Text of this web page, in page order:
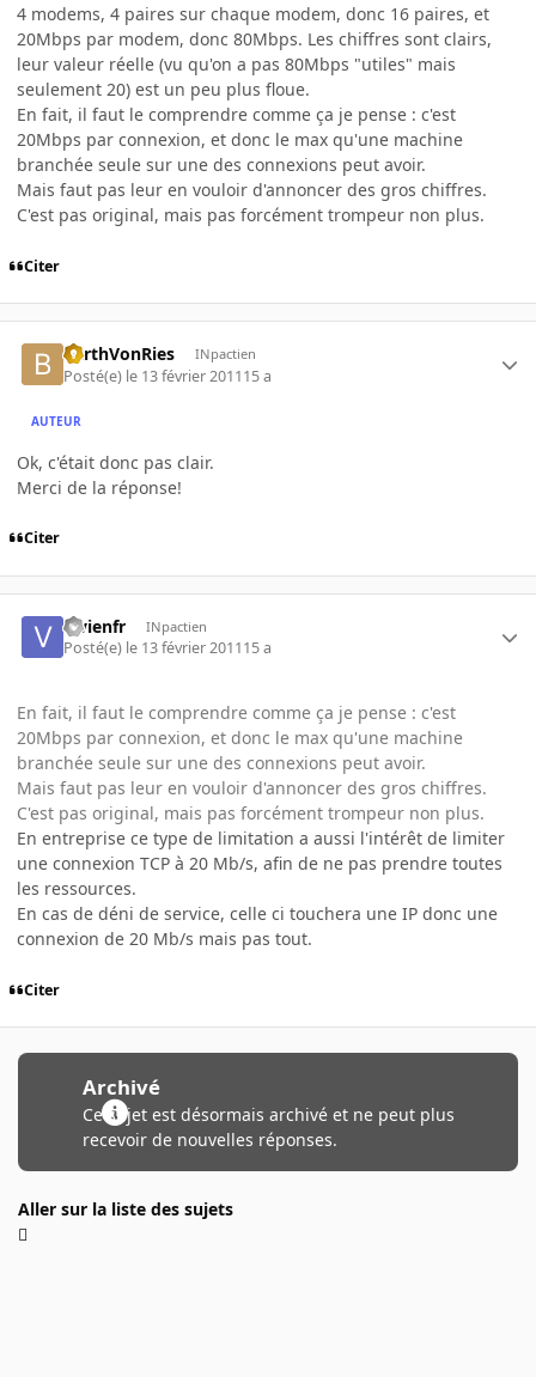
4 modems, 4 paires sur chaque modem, donc 16 paires, et
20Mbps par modem, donc 80Mbps. Les chiffres sont clairs,
leur valeur réelle (vu qu'on a pas 80Mbps "utiles" mais
seulement 20) est un peu plus floue.
En fait, il faut le comprendre comme ça je pense : c'est
20Mbps par connexion, et donc le max qu'une machine
branchée seule sur une des connexions peut avoir.
Mais faut pas leur en vouloir d'annoncer des gros chiffres.
C'est pas original, mais pas forcément trompeur non plus.
Citer
BarthVonRies INpactien
Posté(e) le 13 février 201115 a
AUTEUR
Ok, c'était donc pas clair.
Merci de la réponse!
Citer
vivienfr INpactien
Posté(e) le 13 février 201115 a
En fait, il faut le comprendre comme ça je pense : c'est
20Mbps par connexion, et donc le max qu'une machine
branchée seule sur une des connexions peut avoir.
Mais faut pas leur en vouloir d'annoncer des gros chiffres.
C'est pas original, mais pas forcément trompeur non plus.
En entreprise ce type de limitation a aussi l'intérêt de limiter
une connexion TCP à 20 Mb/s, afin de ne pas prendre toutes
les ressources.
En cas de déni de service, celle ci touchera une IP donc une
connexion de 20 Mb/s mais pas tout.
Citer
Archivé
Ce sujet est désormais archivé et ne peut plus
recevoir de nouvelles réponses.
Aller sur la liste des sujets